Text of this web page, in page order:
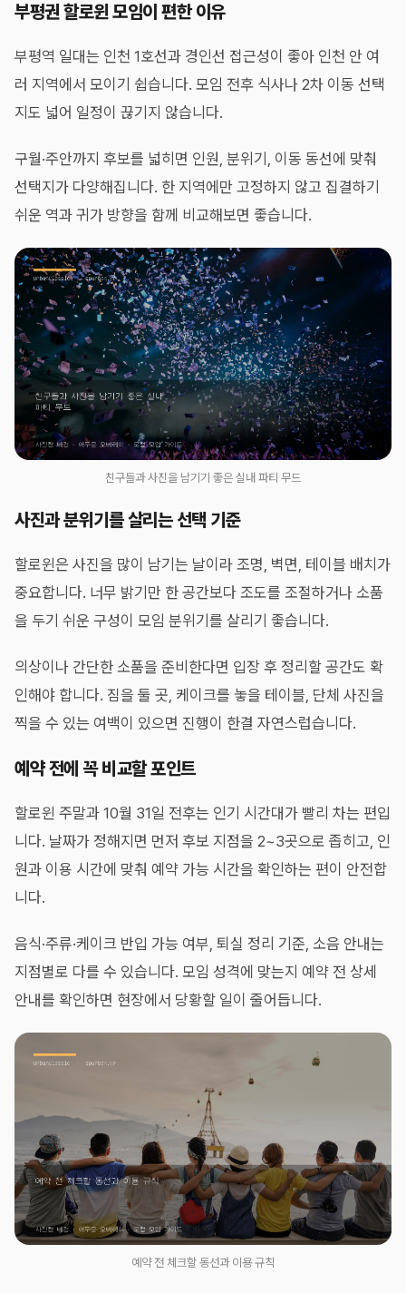
부평권 할로윈 모임이 편한 이유
부평역 일대는 인천 1호선과 경인선 접근성이 좋아 인천 안 여
러 지역에서 모이기 쉽습니다. 모임 전후 식사나 2차 이동 선택
지도 넓어 일정이 끊기지 않습니다.
구월·주안까지 후보를 넓히면 인원, 분위기, 이동 동선에 맞춰
선택지가 다양해집니다. 한 지역에만 고정하지 않고 집결하기
쉬운 역과 귀가 방향을 함께 비교해보면 좋습니다.
친구들과 사진을 남기기 좋은 실내 파티 무드
사진과 분위기를 살리는 선택 기준
할로윈은 사진을 많이 남기는 날이라 조명, 벽면, 테이블 배치가
중요합니다. 너무 밝기만 한 공간보다 조도를 조절하거나 소품
을 두기 쉬운 구성이 모임 분위기를 살리기 좋습니다.
의상이나 간단한 소품을 준비한다면 입장 후 정리할 공간도 확
인해야 합니다. 짐을 둘 곳, 케이크를 놓을 테이블, 단체 사진을
찍을 수 있는 여백이 있으면 진행이 한결 자연스럽습니다.
예약 전에 꼭 비교할 포인트
할로윈 주말과 10월 31일 전후는 인기 시간대가 빨리 차는 편입
니다. 날짜가 정해지면 먼저 후보 지점을 2~3곳으로 좁히고, 인
원과 이용 시간에 맞춰 예약 가능 시간을 확인하는 편이 안전합
니다.
음식·주류·케이크 반입 가능 여부, 퇴실 정리 기준, 소음 안내는
지점별로 다를 수 있습니다. 모임 성격에 맞는지 예약 전 상세
안내를 확인하면 현장에서 당황할 일이 줄어듭니다.
예약 전 체크할 동선과 이용 규칙